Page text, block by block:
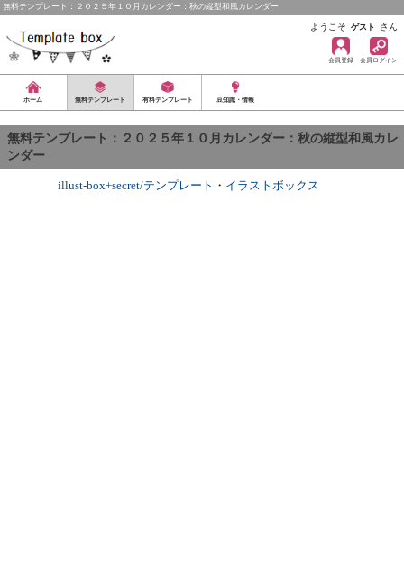
無料テンプレート：２０２５年１０月カレンダー：秋の縦型和風カレンダー
ようこそ ゲスト さん
会員登録 会員ログイン
ホーム 無料テンプレート 有料テンプレート 豆知識・情報
無料テンプレート：２０２５年１０月カレンダー：秋の縦型和風カレ
ンダー
illust-box+secret/テンプレート ・ イラストボックス